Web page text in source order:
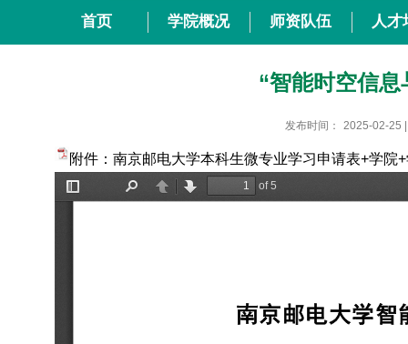
首页 学院概况 师资队伍 人才
“智能时空信
发布时间： 2025-02-25
附件：南京邮电大学本科生微专业学习申请表+学院